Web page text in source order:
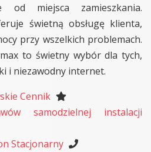
od miejsca zamieszkania.
świetną obsługę klienta,
przy wszelkich problemach.
to świetny wybór dla tych,
i niezawodny internet.
Cennik
samodzielnej instalacji
Stacjonarny